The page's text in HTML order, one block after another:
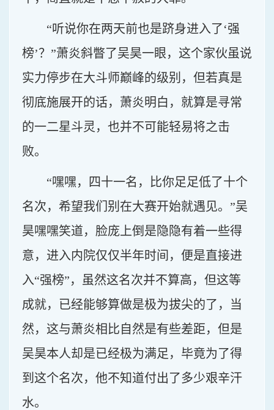
“听说你在两天前也是跻身进入了‘强
榜’？”萧炎斜瞥了吴昊一眼，这个家伙虽说
实力停步在大斗师巅峰的级别，但若真是
彻底施展开的话，萧炎明白，就算是寻常
的一二星斗灵，也并不可能轻易将之击
败。
“嘿嘿，四十一名，比你足足低了十个
名次，希望我们别在大赛开始就遇见。”吴
昊嘿嘿笑道，脸庞上倒是隐隐有着一些得
意，进入内院仅仅半年时间，便是直接进
入“强榜”，虽然这名次并不算高，但这等
成就，已经能够算做是极为拔尖的了，当
然，这与萧炎相比自然是有些差距，但是
吴昊本人却是已经极为满足，毕竟为了得
到这个名次，他不知道付出了多少艰辛汗
水。